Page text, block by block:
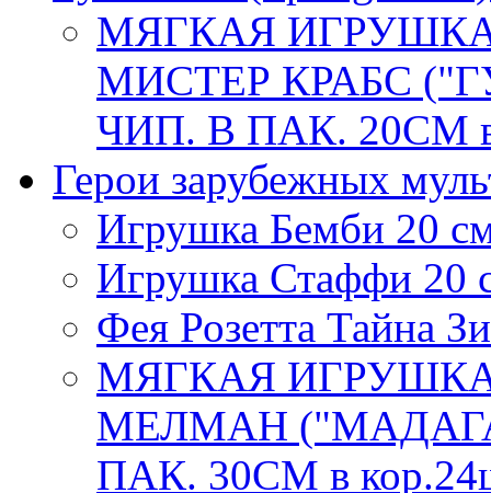
МЯГКАЯ
МИСТЕР КРАБС
ЧИП. В ПАК. 20СМ в
Герои зарубежных
Игрушка Бемби 20
Игрушка Стаффи 20
Фея Розетта Тайна
МЯГКАЯ
МЕЛМАН
ПАК. 30СМ в